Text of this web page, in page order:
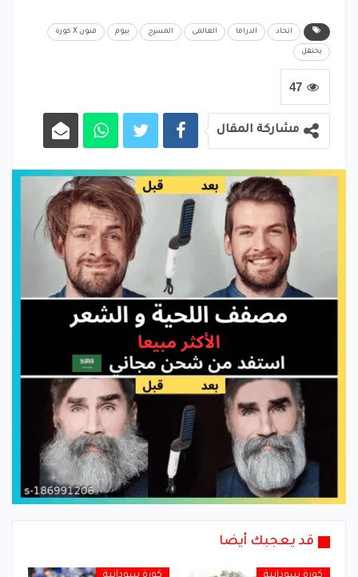
اتحاد الدراما العالمى المسرح بيوم فنون X كورة
يحتفل
47
مشاركة المقال
قد يعجبك أيضا